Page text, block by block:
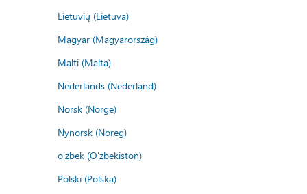
Lietuvių (Lietuva)
Magyar (Magyarország)
Malti (Malta)
Nederlands (Nederland)
Norsk (Norge)
Nynorsk (Noreg)
o'zbek (O'zbekiston)
Polski (Polska)